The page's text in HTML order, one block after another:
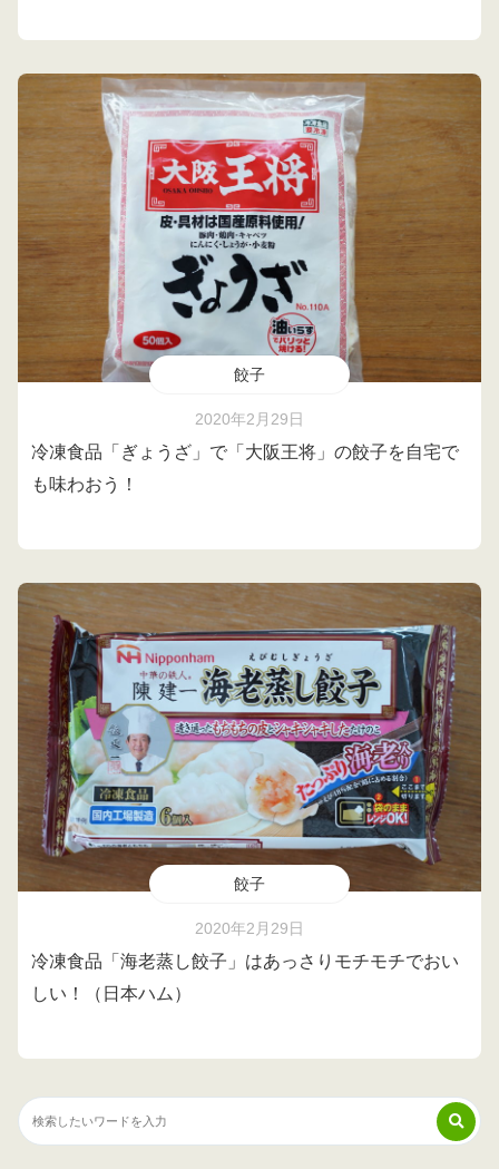
餃子
2020年2月29日
冷凍食品「ぎょうざ」で「大阪王将」の餃子を自宅で
も味わおう！
餃子
2020年2月29日
冷凍食品「海老蒸し餃子」はあっさりモチモチでおい
しい！（日本ハム）